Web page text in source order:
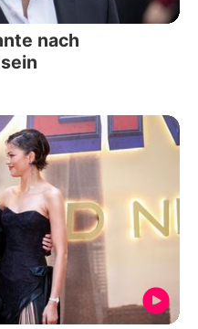
nach